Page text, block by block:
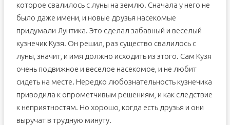
которое свалилось с луны на землю. Сначала у него не
было даже имени, и новые друзья насекомые
придумали Лунтика. Это сделал забавный и веселый
кузнечик Кузя. Он решил, раз существо свалилось с
луны, значит, и имя должно исходить из этого. Сам Кузя
очень подвижное и веселое насекомое, и не любит
сидеть на месте. Нередко любознательность кузнечика
приводила к опрометчивым решениям, и как следствие
к неприятностям. Но хорошо, когда есть друзья и они
выручат в трудную минуту.